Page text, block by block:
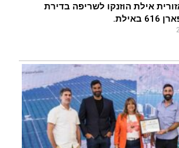
אילת הוזנקו לשריפה בדירת